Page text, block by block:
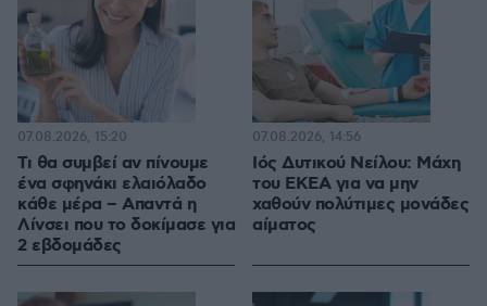
Τι θα συμβεί αν πίνουμε
ένα σφηνάκι ελαιόλαδο
κάθε μέρα – Απαντά η
Λίνσει που το δοκίμασε για
2 εβδομάδες
07.08.2026, 15:20
Ιός Δυτικού Νείλου: Μάχη
του ΕΚΕΑ για να μην
χαθούν πολύτιμες μονάδες
αίματος
07.08.2026, 14:56